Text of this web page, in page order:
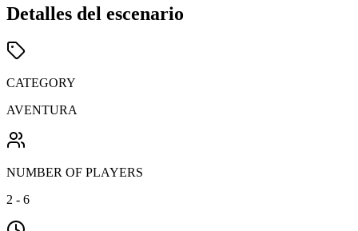
Detalles del escenario
CATEGORY
AVENTURA
NUMBER OF PLAYERS
2 - 6